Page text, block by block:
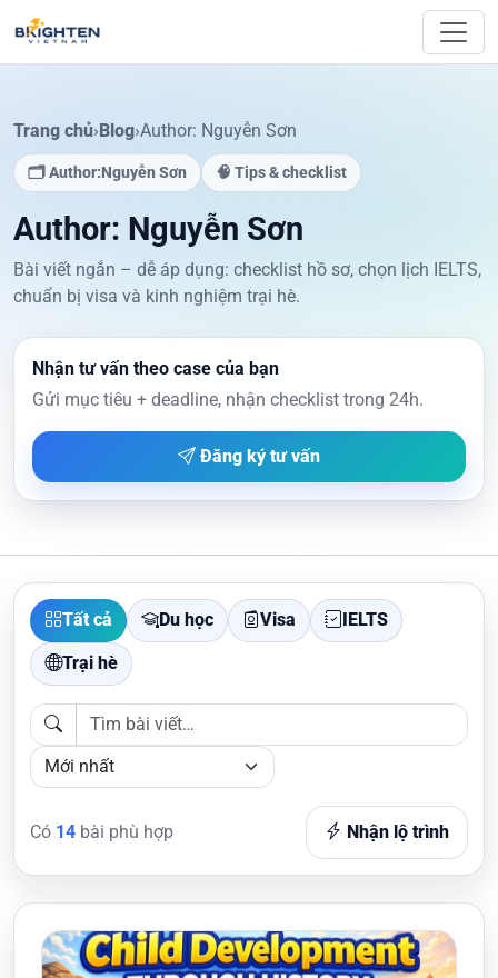
Trang chủ› Blog›Author: Nguyễn Sơn
🗂 Author:Nguyễn Sơn 🧠 Tips & checklist
Author: Nguyễn Sơn
Bài viết ngắn – dễ áp dụng: checklist hồ sơ, chọn lịch IELTS,
chuẩn bị visa và kinh nghiệm trại hè.
Nhận tư vấn theo case của bạn
Gửi mục tiêu + deadline, nhận checklist trong 24h.
Đăng ký tư vấn
Tất cả Du học Visa IELTS
Trại hè
Có 14 bài phù hợp Nhận lộ trình